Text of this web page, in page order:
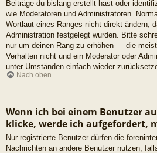
Beiträge du bislang erstellt hast oder
wie Moderatoren und Administratoren.
Wortlaut eines Ranges nicht direkt ändern,
Administration festgelegt wurden. Bitte
nur um deinen Rang zu erhöhen — die
Verhalten nicht und ein Moderator oder
unter Umständen einfach wieder
Nach oben
Wenn ich bei einem Benutzer
klicke, werde ich aufgefordert,
Nur registrierte Benutzer dürfen die
Nachrichten an andere Benutzer nutzen,